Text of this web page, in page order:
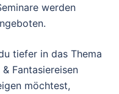
werden
tiefer in das Thema
& Fantasiereisen
möchtest,